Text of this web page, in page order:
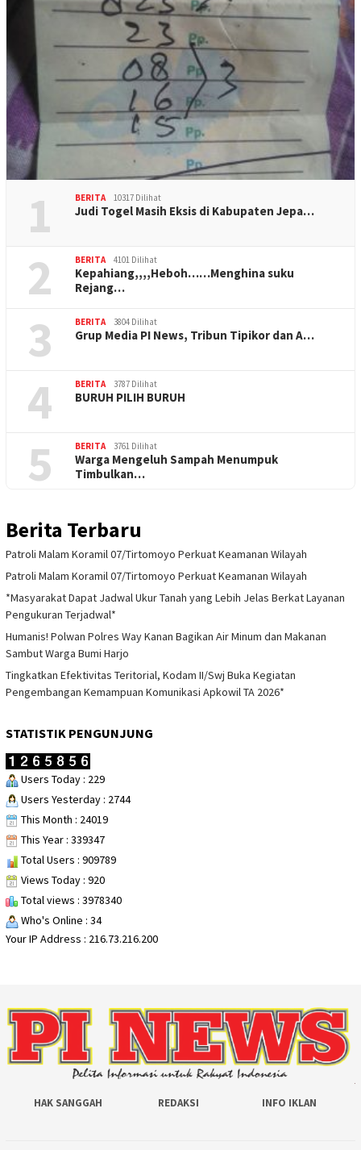
1 BERITA 10317 Dilihat
Judi Togel Masih Eksis di Kabupaten Jepa…
2 BERITA 4101 Dilihat
Kepahiang,,,,Heboh……Menghina suku
Rejang…
3 BERITA 3804 Dilihat
Grup Media PI News, Tribun Tipikor dan A…
4 BERITA 3787 Dilihat
BURUH PILIH BURUH
5 BERITA 3761 Dilihat
Warga Mengeluh Sampah Menumpuk
Timbulkan…
Berita Terbaru
Patroli Malam Koramil 07/Tirtomoyo Perkuat Keamanan Wilayah
Patroli Malam Koramil 07/Tirtomoyo Perkuat Keamanan Wilayah
*Masyarakat Dapat Jadwal Ukur Tanah yang Lebih Jelas Berkat Layanan
Pengukuran Terjadwal*
Humanis! Polwan Polres Way Kanan Bagikan Air Minum dan Makanan
Sambut Warga Bumi Harjo
Tingkatkan Efektivitas Teritorial, Kodam II/Swj Buka Kegiatan
Pengembangan Kemampuan Komunikasi Apkowil TA 2026*
STATISTIK PENGUNJUNG
Users Today : 229
Users Yesterday : 2744
This Month : 24019
This Year : 339347
Total Users : 909789
Views Today : 920
Total views : 3978340
Who's Online : 34
Your IP Address : 216.73.216.200
HAK SANGGAH REDAKSI INFO IKLAN